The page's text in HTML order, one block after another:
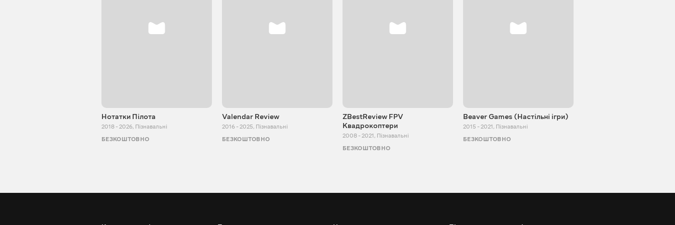
Нотатки Пілота
2018 - 2026, Пізнавальні
БЕЗКОШТОВНО
Valendar Review
2016 - 2025, Пізнавальні
БЕЗКОШТОВНО
ZBestReview FPV
Квадрокоптери
2008 - 2021, Пізнавальні
БЕЗКОШТОВНО
Beaver Games (Настільні ігри)
2015 - 2021, Пізнавальні
БЕЗКОШТОВНО